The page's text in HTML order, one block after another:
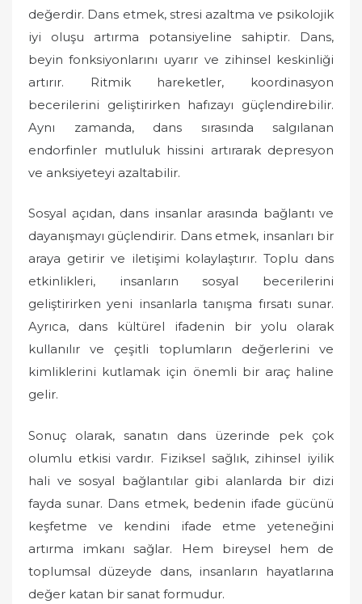
değerdir. Dans etmek, stresi azaltma ve psikolojik
iyi oluşu artırma potansiyeline sahiptir. Dans,
beyin fonksiyonlarını uyarır ve zihinsel keskinliği
artırır. Ritmik hareketler, koordinasyon
becerilerini geliştirirken hafızayı güçlendirebilir.
Aynı zamanda, dans sırasında salgılanan
endorfinler mutluluk hissini artırarak depresyon
ve anksiyeteyi azaltabilir.
Sosyal açıdan, dans insanlar arasında bağlantı ve
dayanışmayı güçlendirir. Dans etmek, insanları bir
araya getirir ve iletişimi kolaylaştırır. Toplu dans
etkinlikleri, insanların sosyal becerilerini
geliştirirken yeni insanlarla tanışma fırsatı sunar.
Ayrıca, dans kültürel ifadenin bir yolu olarak
kullanılır ve çeşitli toplumların değerlerini ve
kimliklerini kutlamak için önemli bir araç haline
gelir.
Sonuç olarak, sanatın dans üzerinde pek çok
olumlu etkisi vardır. Fiziksel sağlık, zihinsel iyilik
hali ve sosyal bağlantılar gibi alanlarda bir dizi
fayda sunar. Dans etmek, bedenin ifade gücünü
keşfetme ve kendini ifade etme yeteneğini
artırma imkanı sağlar. Hem bireysel hem de
toplumsal düzeyde dans, insanların hayatlarına
değer katan bir sanat formudur.